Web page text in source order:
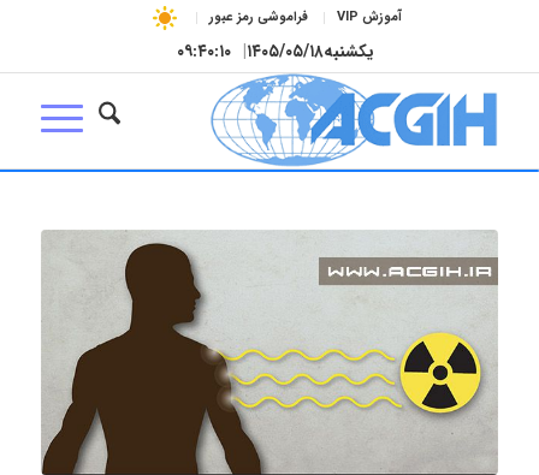
آموزش VIP فراموشی رمز عبور
یکشنبه۱۴۰۵/۰۵/۱۸| ۰۹:۴۰:۱۱